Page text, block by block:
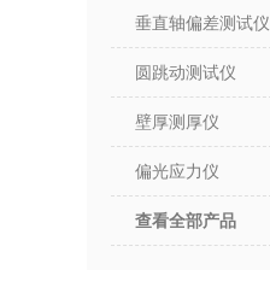
垂直轴偏差测试仪
圆跳动测试仪
壁厚测厚仪
偏光应力仪
查看全部产品